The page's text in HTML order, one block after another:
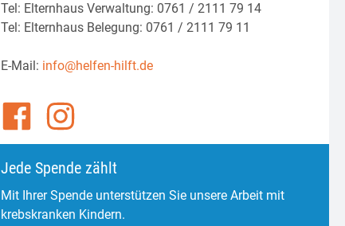
Tel: Elternhaus Verwaltung: 0761 / 2111 79 14
Tel: Elternhaus Belegung: 0761 / 2111 79 11
E-Mail: info@helfen-hilft.de
Jede Spende zählt
Mit Ihrer Spende unterstützen Sie unsere Arbeit mit
krebskranken Kindern.